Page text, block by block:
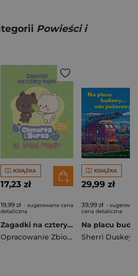
Powieści i
KSIĄŻKA
17,23 zł
19,99 zł - sugerowana cena
detaliczna
Zagadki na cztery łapki. Tom 3. Chmurka i Burza nie mówią prawdy
Opracowanie Zbiorowe
KSIĄŻKA
29,99 zł
39,99 zł -
cena detaliczna